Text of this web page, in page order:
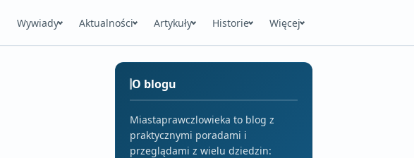
Wywiady Aktualności Artykuły Historie Więcej
O blogu
Miastaprawczlowieka to blog z
praktycznymi poradami i
przeglądami z wielu dziedzin: